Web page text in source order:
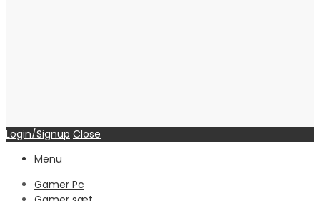
Login/Signup Close
Menu
Gamer Pc